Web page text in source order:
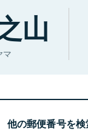
山
マ
他の郵便番号を